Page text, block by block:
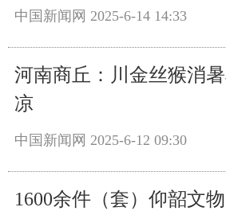
中国新闻网 2025-6-14 14:33
河南商丘：川金丝猴消
凉
中国新闻网 2025-6-12 09:30
1600余件（套）仰韶文